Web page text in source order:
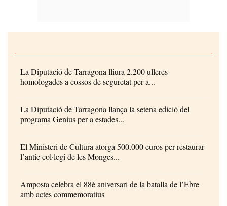
La Diputació de Tarragona lliura 2.200 ulleres
homologades a cossos de seguretat per a...
La Diputació de Tarragona llança la setena edició del
programa Genius per a estades...
El Ministeri de Cultura atorga 500.000 euros per restaurar
l’antic col·legi de les Monges...
Amposta celebra el 88è aniversari de la batalla de l’Ebre
amb actes commemoratius